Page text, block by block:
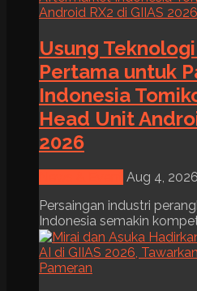
Usung
Pertama untuk
Indonesia
Head Unit
2026
Aug 4, 2026
Persaingan industri
Indonesia semakin